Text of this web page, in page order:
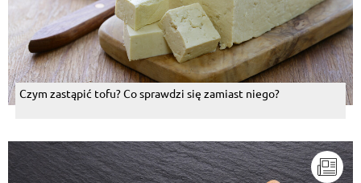
Czym zastąpić tofu? Co sprawdzi się zamiast niego?